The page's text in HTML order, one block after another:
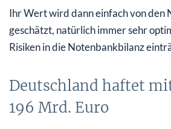
Ihr Wert wird dann einfach von den
geschätzt, natürlich immer sehr
Risiken in die Notenbankbilanz
Deutschland haftet
196 Mrd. Euro